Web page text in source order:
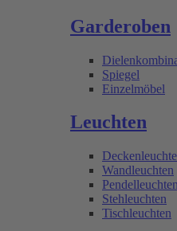
Garderoben
Spiegel
Einzelmöbel
Leuchten
Wandleuchten
Pendelleuchten
Stehleuchten
Tischleuchten